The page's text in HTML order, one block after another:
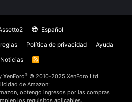
Español
Política de privacidad
Ayuda
Noticias
R
XenForo® © 2010-2025 XenForo Ltd.
de Amazon:
obtengo ingresos por las compras
los requisitos aplicables.